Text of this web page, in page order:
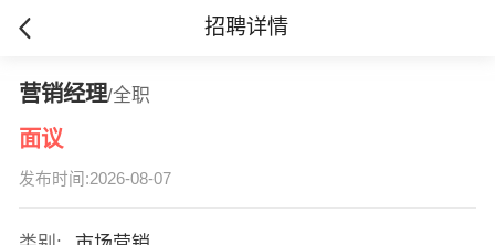
招聘详情
营销经理/全职
面议
发布时间:2026-08-07